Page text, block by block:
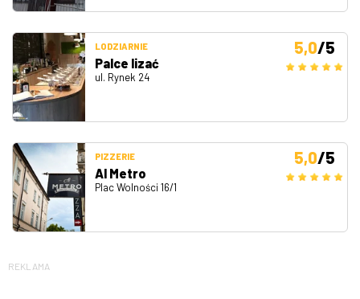
LODZIARNIE
Palce lizać
ul. Rynek 24
5,0/5
PIZZERIE
Al Metro
Plac Wolności 16/1
5,0/5
REKLAMA